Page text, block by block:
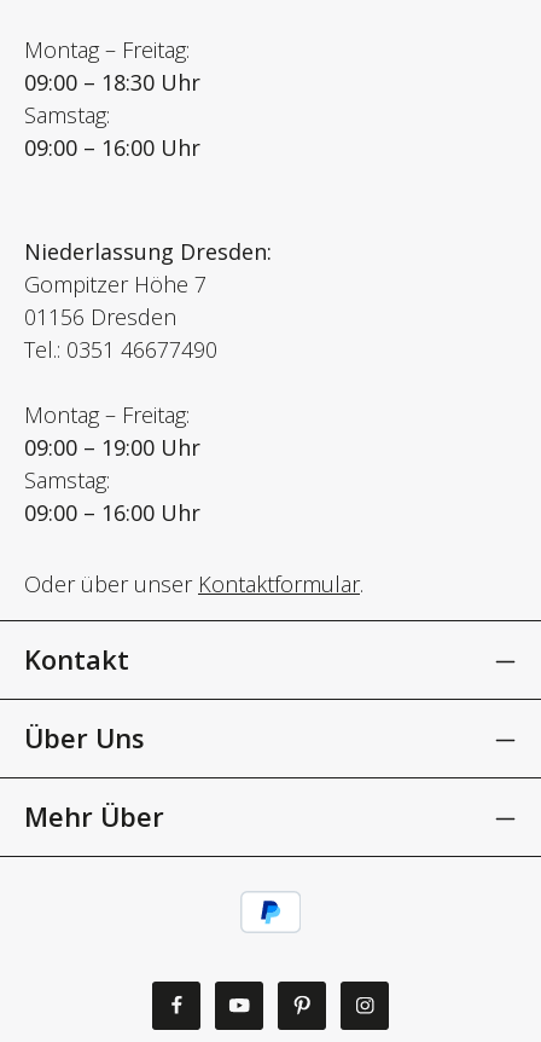
Montag – Freitag:
09:00 – 18:30 Uhr
Samstag:
09:00 – 16:00 Uhr
Niederlassung Dresden:
Gompitzer Höhe 7
01156 Dresden
Tel.: 0351 46677490
Montag – Freitag:
09:00 – 19:00 Uhr
Samstag:
09:00 – 16:00 Uhr
Oder über unser Kontaktformular.
Kontakt
Über Uns
Mehr Über